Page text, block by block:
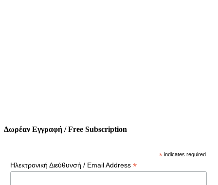
Δωρέαν Εγγραφή / Free Subscription
* indicates required
Ηλεκτρονική Διεύθυνσή / Email Address *